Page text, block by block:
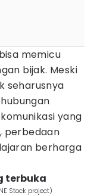
memicu
bijak. Meski
seharusnya
yang
perbedaan
berharga
terbuka
Stock project)